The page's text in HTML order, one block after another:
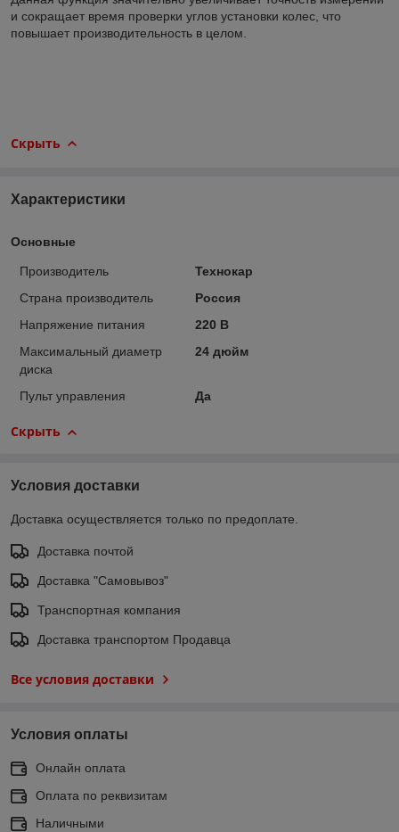
и сокращает время проверки углов установки колес, что
повышает производительность в целом.
Скрыть
Характеристики
Основные
Производитель
Технокар
Страна производитель
Россия
Напряжение питания
220 В
Максимальный диаметр
диска
24 дюйм
Пульт управления Да
Скрыть
Условия доставки
Доставка осуществляется только по предоплате.
Доставка почтой
Доставка "Самовывоз"
Транспортная компания
Доставка транспортом Продавца
Все условия доставки
Условия оплаты
Онлайн оплата
Оплата по реквизитам
Наличными